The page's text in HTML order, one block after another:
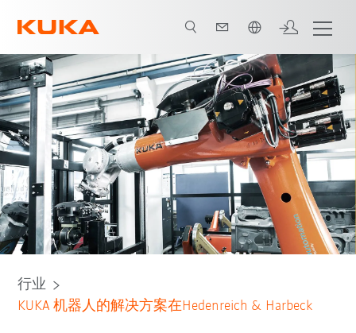
所有系统合作伙伴
行业
KUKA 机器人的解决方案在Hedenreich & Harbeck